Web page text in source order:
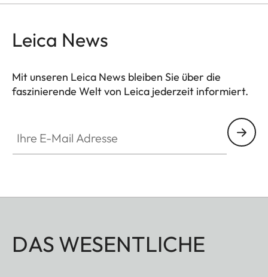
Leica News
Mit unseren Leica News bleiben Sie über die
faszinierende Welt von Leica jederzeit informiert.
DAS WESENTLICHE